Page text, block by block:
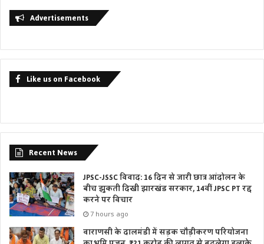
Advertisements
Like us on Facebook
Recent News
JPSC-JSSC विवाद: 16 दिन से जारी छात्र आंदोलन के
बीच झुकती दिखी झारखंड सरकार, 14वीं JPSC PT रद्द
करने पर विचार
7 hours ago
वाराणसी के दालमंडी में सड़क चौड़ीकरण परियोजना